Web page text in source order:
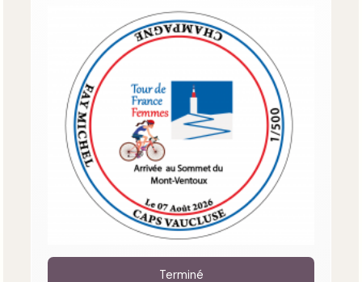
Terminé